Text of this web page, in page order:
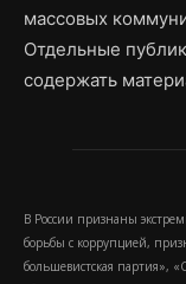
массовых
Отдельные
содержать
В России признаны
борьбы с коррупцией,
большевистская партия»,